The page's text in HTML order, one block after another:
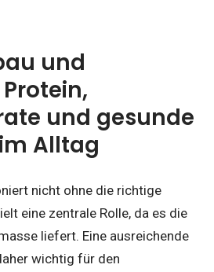
und
und gesunde
Alltag
nicht ohne die richtige
eine zentrale Rolle, da es die
liefert. Eine ausreichende
wichtig für den